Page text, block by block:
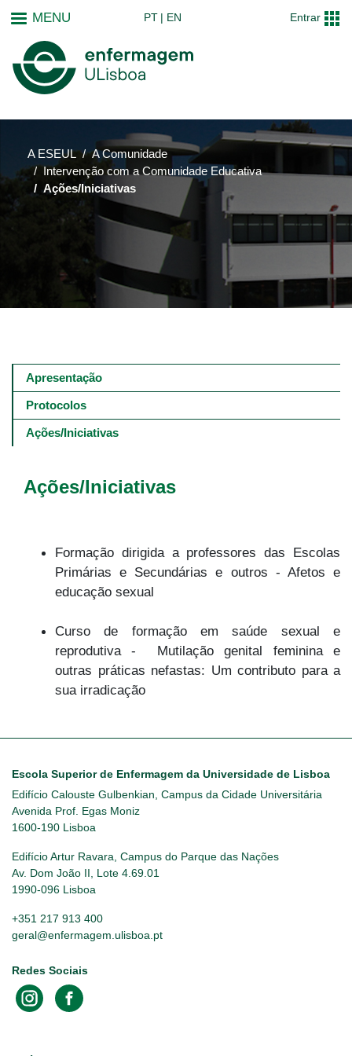
MENU PT EN Entrar
A ESEUL
A Comunidade
Intervenção com a Comunidade Educativa
Ações/Iniciativas
Ações/Iniciativas
Formação dirigida a professores das Escolas
Primárias e Secundárias e outros - Afetos e
educação sexual
Curso de formação em saúde sexual e
reprodutiva - Mutilação genital feminina e
outras práticas nefastas: Um contributo para a
sua irradicação
Main
navigation
níveis
Apresentação
Protocolos
Ações/Iniciativas
Escola Superior de Enfermagem da Universidade de Lisboa
Edifício Calouste Gulbenkian, Campus da Cidade Universitária
Avenida Prof. Egas Moniz
1600-190 Lisboa
Edifício Artur Ravara, Campus do Parque das Nações
Av. Dom João II, Lote 4.69.01
1990-096 Lisboa
+351 217 913 400
geral@enfermagem.ulisboa.pt
Redes Sociais